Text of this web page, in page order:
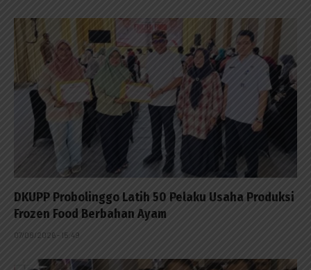
DKUPP Probolinggo Latih 50 Pelaku Usaha Produksi
Frozen Food Berbahan Ayam
07/08/2026 - 15:49